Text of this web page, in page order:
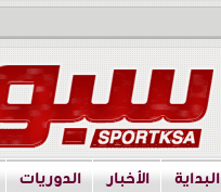
البداية الأخبار الدوريات